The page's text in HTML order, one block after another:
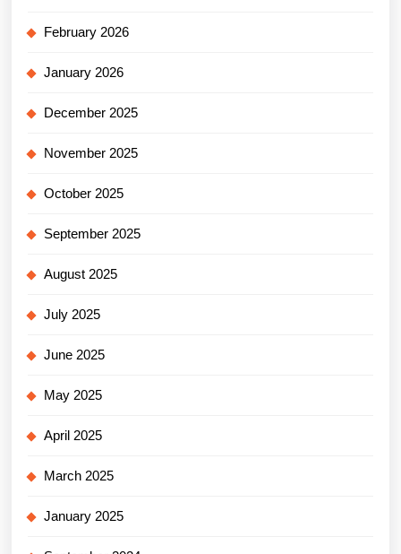
February 2026
January 2026
December 2025
November 2025
October 2025
September 2025
August 2025
July 2025
June 2025
May 2025
April 2025
March 2025
January 2025